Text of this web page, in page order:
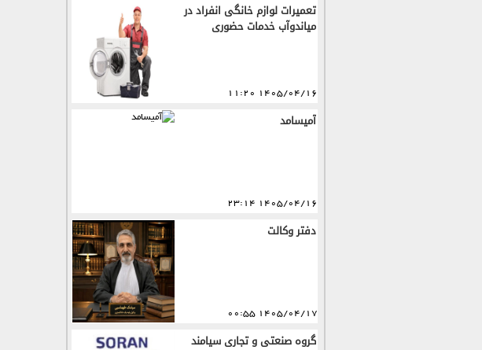
تعمیرات لوازم خانگی انفراد در
میاندوآب خدمات حضوری
1405/04/16 11:20
آمیسامد
1405/04/16 23:14
دفتر وكالت
1405/04/17 00:55
گروه صنعتی و تجاری سیامند